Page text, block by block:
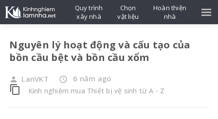
Nguyên lý hoạt động và cấu tạo của
bồn cầu bệt và bồn cầu xổm
person LanVKT access_time 6 năm ago
content_copy Kinh nghiệm mua Thiết bị vệ sinh từ A - Z
Quy trình
xây nhà
Chọn
vật liệu
Hoàn thiện
nhà